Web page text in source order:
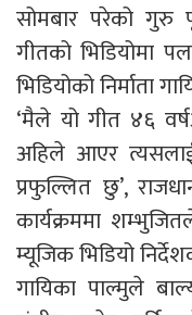
सोमबार परेको गुरु
गीतको भिडियोमा
भिडियोको निर्माता
‘मैले यो गीत ४६
अहिले आएर
प्रफुल्लित छु’,
कार्यक्रममा
म्यूजिक भिडियो
गायिका पाल्मुले